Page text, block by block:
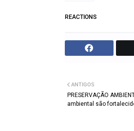
REACTIONS
ANTIGOS
PRESERVAÇÃO
ambiental são